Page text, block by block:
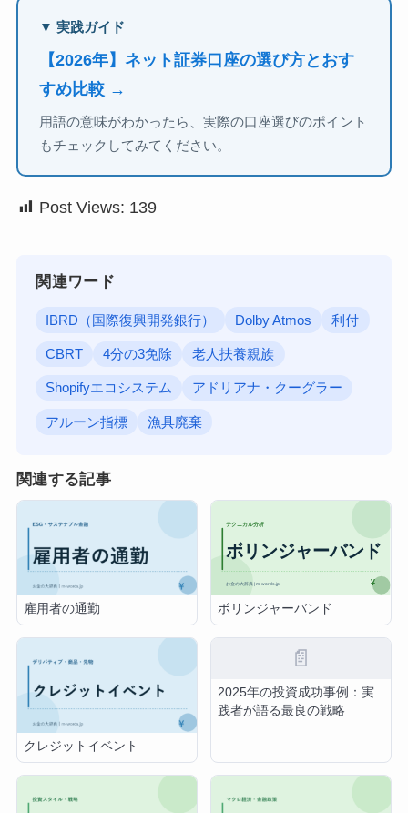
▼ 実践ガイド
【2026年】ネット証券口座の選び方とおす
すめ比較 →
用語の意味がわかったら、実際の口座選びのポイント
もチェックしてみてください。
Post Views: 139
関連ワード
IBRD（国際復興開発銀行） Dolby Atmos 利付
CBRT 4分の3免除 老人扶養親族
Shopifyエコシステム アドリアナ・クーグラー
アルーン指標 漁具廃棄
関連する記事
雇用者の通勤 ボリンジャーバンド
クレジットイベント
📄
2025年の投資成功事例：実
践者が語る最良の戦略